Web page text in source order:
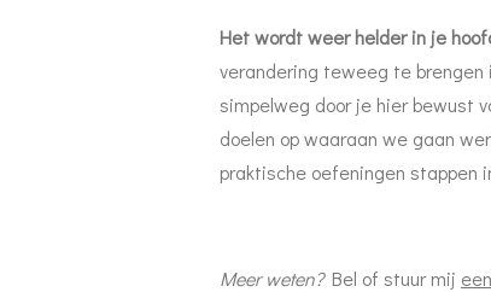
Het wordt weer helder in je
verandering teweeg te
simpelweg door je hier bewust
doelen op waaraan we gaan
praktische oefeningen stappen
Meer weten?Bel of stuur mij